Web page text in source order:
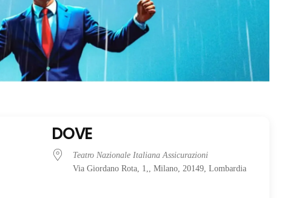
DOVE
Teatro Nazionale Italiana Assicurazioni
Via Giordano Rota, 1,, Milano, 20149, Lombardia